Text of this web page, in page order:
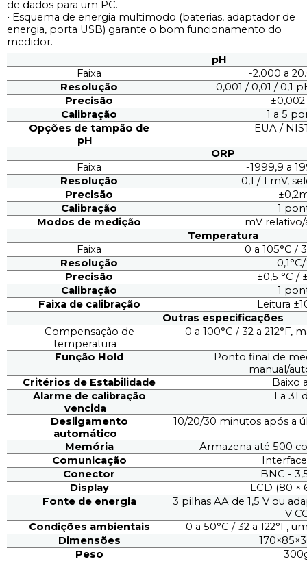
de dados para um PC.
• Esquema de energia multimodo (baterias, adaptador de
energia, porta USB) garante o bom funcionamento do
medidor.
pH
Faixa
-2.000 a
Resolução
0,001 / 0,01 / 0,1
Precisão
Calibração
1 a 5
Opções de tampão de
pH
EUA /
ORP
Faixa
-1999,9 a
Resolução
0,1 / 1 mV,
Precisão
Calibração
1
Modos de medição
mV
Temperatura
Faixa
0 a 105°C /
Resolução
Precisão
±0,5 °C /
Calibração
1
Faixa de calibração
Leitura
Outras especificações
Compensação de
temperatura
0 a 100°C / 32 a 212°F,
Função Hold
Ponto final de
manual/
Critérios de Estabilidade
Baixo
Alarme de calibração
vencida
1 a 31
Desligamento
automático
10/20/30 minutos após a
Memória
Armazena até 500
Comunicação
Conector
BNC -
Display
LCD (80 ×
Fonte de energia
3 pilhas AA de 1,5 V ou
V
Condições ambientais
0 a 50°C / 32 a 122°F,
Dimensões
Peso